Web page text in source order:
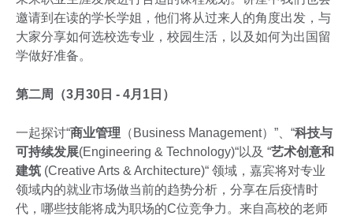
邀请到在读的学长学姐，他们将从过来人的角度出发，与
大家分享如何选校选专业，校园生活，以及如何为出国留
学做好准备。
第二周（3月30日 - 4月1日）
一起探讨“商业管理 （Business Management）”、“科技与
可持续发展(Engineering & Technology)“以及 “艺术创意和
建筑 (Creative Arts & Architecture)“ 领域，嘉宾将对专业
领域内的就业市场做当前的趋势分析，分享在后疫情时
代，哪些技能将成为职场的C位竞争力。来自高校的老师